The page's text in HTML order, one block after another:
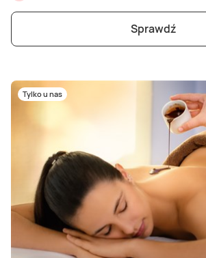
Sprawdź
Tylko u nas